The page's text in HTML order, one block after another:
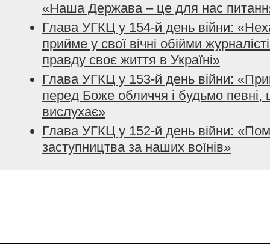
«Наша Держава – це для нас
Глава УГКЦ у 154-й день війни:
прийме у свої вічні обійми
правду своє життя в Україні»
Глава УГКЦ у 153-й день війни:
перед Боже обличчя і будьмо певні,
вислухає»
Глава УГКЦ у 152-й день війни:
заступництва за наших воїнів»